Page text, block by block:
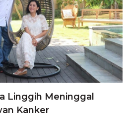
Linggih Meninggal
Kanker